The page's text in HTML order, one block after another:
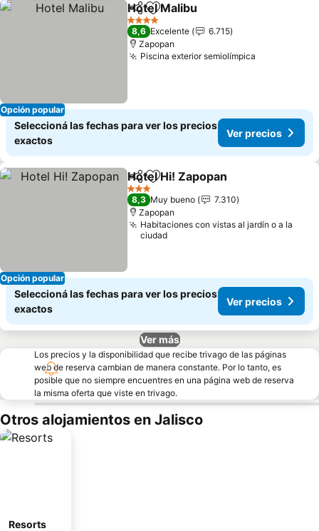
Opción popular
CompartirAñadir a favoritos
Hotel Malibu
4 Estrellas
8,6 Excelente
6.715
Zapopan
Piscina exterior semiolímpica
Seleccioná las fechas para ver los precios
exactos
Ver precios
Opción popular
CompartirAñadir a favoritos
Hotel Hi! Zapopan
3 Estrellas
8,3 Muy bueno
7.310
Zapopan
Habitaciones con vistas al jardín o a la
ciudad
Seleccioná las fechas para ver los precios
exactos
Ver precios
Ver más
Los precios y la disponibilidad que recibe trivago de las páginas
web de reserva cambian de manera constante. Por lo tanto, es
posible que no siempre encuentres en una página web de reserva
la misma oferta que viste en trivago.
Otros alojamientos en Jalisco
Resorts